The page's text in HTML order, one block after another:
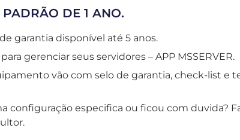
DE 1 ANO.
garantia disponível até 5 anos.
gerenciar seus servidores – APP MSSERVER.
vão com selo de garantia, check-list e
configuração especifica ou ficou com duvida?